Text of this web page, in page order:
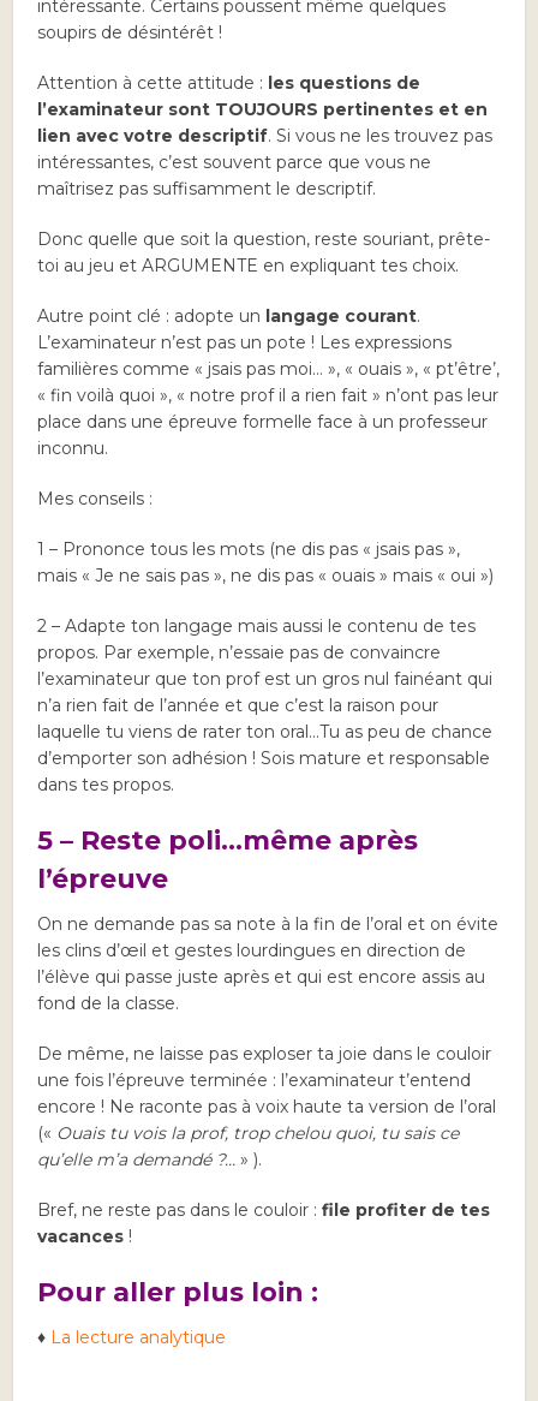
intéressante. Certains poussent même quelques
soupirs de désintérêt !
Attention à cette attitude : les questions de
l’examinateur sont TOUJOURS pertinentes et en
lien avec votre descriptif. Si vous ne les trouvez pas
intéressantes, c’est souvent parce que vous ne
maîtrisez pas suffisamment le descriptif.
Donc quelle que soit la question, reste souriant, prête-
toi au jeu et ARGUMENTE en expliquant tes choix.
Autre point clé : adopte un langage courant.
L’examinateur n’est pas un pote ! Les expressions
familières comme « jsais pas moi… », « ouais », « pt’être’,
« fin voilà quoi », « notre prof il a rien fait » n’ont pas leur
place dans une épreuve formelle face à un professeur
inconnu.
Mes conseils :
1 – Prononce tous les mots (ne dis pas « jsais pas »,
mais « Je ne sais pas », ne dis pas « ouais » mais « oui »)
2 – Adapte ton langage mais aussi le contenu de tes
propos. Par exemple, n’essaie pas de convaincre
l’examinateur que ton prof est un gros nul fainéant qui
n’a rien fait de l’année et que c’est la raison pour
laquelle tu viens de rater ton oral…Tu as peu de chance
d’emporter son adhésion ! Sois mature et responsable
dans tes propos.
5 – Reste poli…même après
l’épreuve
On ne demande pas sa note à la fin de l’oral et on évite
les clins d’œil et gestes lourdingues en direction de
l’élève qui passe juste après et qui est encore assis au
fond de la classe.
De même, ne laisse pas exploser ta joie dans le couloir
une fois l’épreuve terminée : l’examinateur t’entend
encore ! Ne raconte pas à voix haute ta version de l’oral
(« Ouais tu vois la prof, trop chelou quoi, tu sais ce
qu’elle m’a demandé ?… » ).
Bref, ne reste pas dans le couloir :file profiter de tes
vacances !
Pour aller plus loin :
♦ La lecture analytique